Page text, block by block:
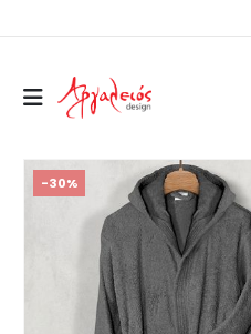
-30%